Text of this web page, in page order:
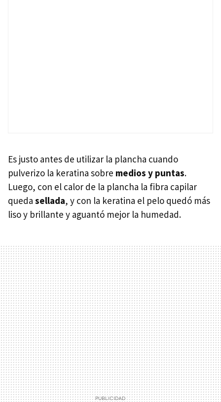
Es justo antes de utilizar la plancha cuando
pulverizo la keratina sobre medios y puntas.
Luego, con el calor de la plancha la fibra capilar
queda sellada, y con la keratina el pelo quedó más
liso y brillante y aguantó mejor la humedad.